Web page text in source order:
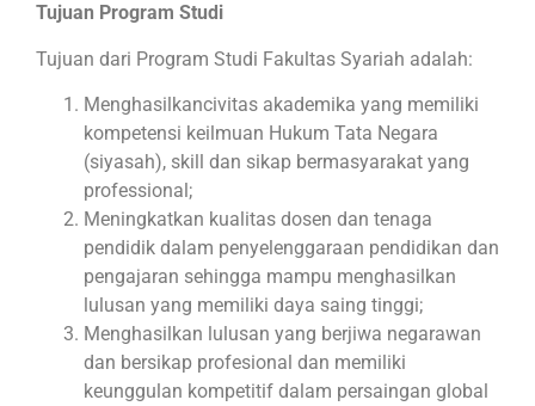
Tujuan Program Studi
Tujuan dari Program Studi Fakultas Syariah adalah:
Menghasilkancivitas akademika yang memiliki
kompetensi keilmuan Hukum Tata Negara
(siyasah), skill dan sikap bermasyarakat yang
professional;
Meningkatkan kualitas dosen dan tenaga
pendidik dalam penyelenggaraan pendidikan dan
pengajaran sehingga mampu menghasilkan
lulusan yang memiliki daya saing tinggi;
Menghasilkan lulusan yang berjiwa negarawan
dan bersikap profesional dan memiliki
keunggulan kompetitif dalam persaingan global